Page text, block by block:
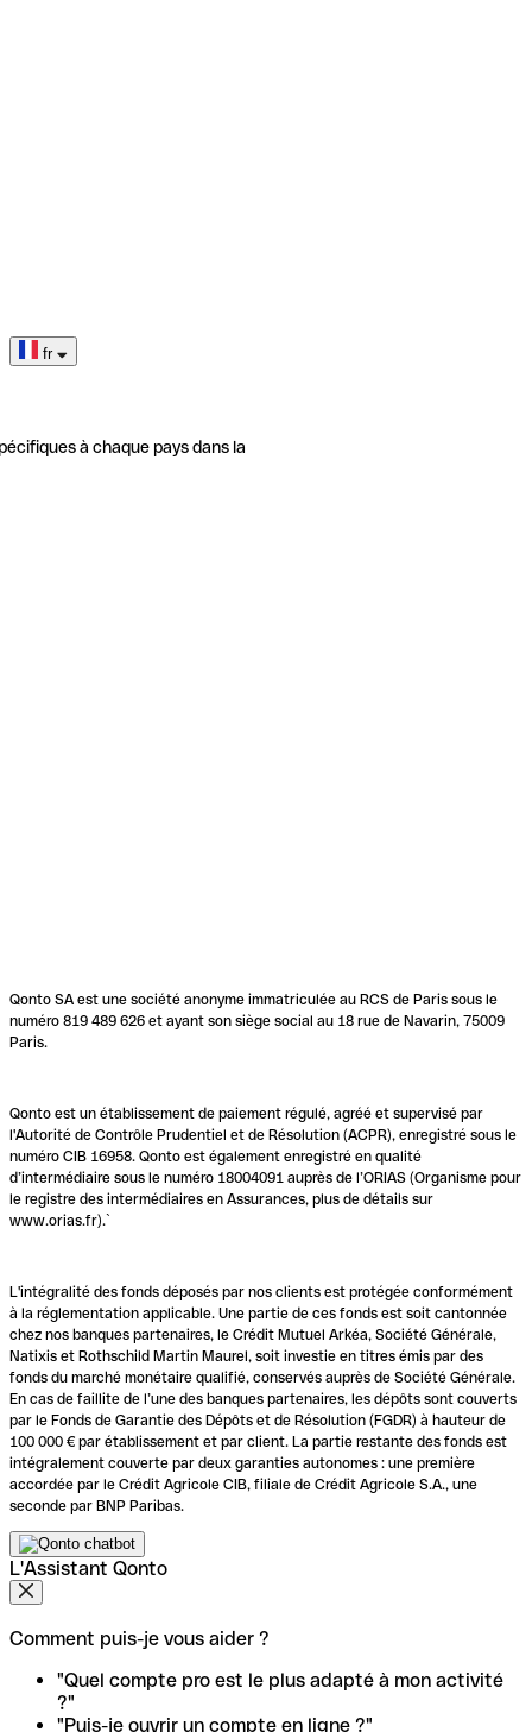
fr
à chaque pays dans la
Qonto SA est une société anonyme immatriculée au RCS de Paris sous le
numéro 819 489 626 et ayant son siège social au 18 rue de Navarin, 75009
Paris.
Qonto est un établissement de paiement régulé, agréé et supervisé par
l'Autorité de Contrôle Prudentiel et de Résolution (ACPR), enregistré sous le
numéro CIB 16958. Qonto est également enregistré en qualité
d’intermédiaire sous le numéro 18004091 auprès de l’ORIAS (Organisme pour
le registre des intermédiaires en Assurances, plus de détails sur
www.orias.fr).`
L'intégralité des fonds déposés par nos clients est protégée conformément
à la réglementation applicable. Une partie de ces fonds est soit cantonnée
chez nos banques partenaires, le Crédit Mutuel Arkéa, Société Générale,
Natixis et Rothschild Martin Maurel, soit investie en titres émis par des
fonds du marché monétaire qualifié, conservés auprès de Société Générale.
En cas de faillite de l’une des banques partenaires, les dépôts sont couverts
par le Fonds de Garantie des Dépôts et de Résolution (FGDR) à hauteur de
100 000 € par établissement et par client. La partie restante des fonds est
intégralement couverte par deux garanties autonomes : une première
accordée par le Crédit Agricole CIB, filiale de Crédit Agricole S.A., une
seconde par BNP Paribas.
L'Assistant Qonto
Comment puis-je vous aider ?
"Quel compte pro est le plus adapté à mon activité
?"
"Puis-je ouvrir un compte en ligne ?"